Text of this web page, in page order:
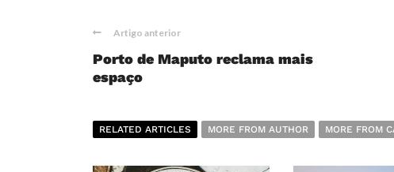
Artigo anterior
Porto de Maputo reclama mais
espaço
RELATED ARTICLES MORE FROM AUTHOR MORE FROM